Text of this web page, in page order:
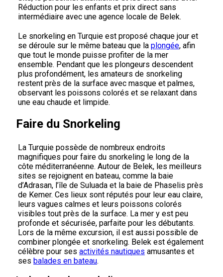
Réduction pour les enfants et prix direct sans
intermédiaire avec une agence locale de Belek.
Le snorkeling en Turquie est proposé chaque jour et
se déroule sur le même bateau que la plongée, afin
que tout le monde puisse profiter de la mer
ensemble. Pendant que les plongeurs descendent
plus profondément, les amateurs de snorkeling
restent près de la surface avec masque et palmes,
observant les poissons colorés et se relaxant dans
une eau chaude et limpide.
Faire du Snorkeling
La Turquie possède de nombreux endroits
magnifiques pour faire du snorkeling le long de la
côte méditerranéenne. Autour de Belek, les meilleurs
sites se rejoignent en bateau, comme la baie
d’Adrasan, l’île de Suluada et la baie de Phaselis près
de Kemer. Ces lieux sont réputés pour leur eau claire,
leurs vagues calmes et leurs poissons colorés
visibles tout près de la surface. La mer y est peu
profonde et sécurisée, parfaite pour les débutants.
Lors de la même excursion, il est aussi possible de
combiner plongée et snorkeling. Belek est également
célèbre pour ses activités nautiques amusantes et
ses balades en bateau.